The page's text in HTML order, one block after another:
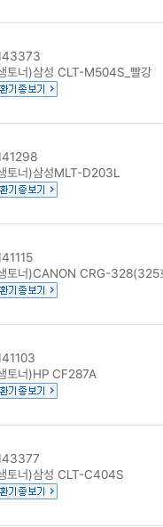
토너)삼성 CLT-M504S_빨강
토너)삼성MLT-D203L
토너)CANON CRG-328(325
토너)HP CF287A
토너)삼성 CLT-C404S